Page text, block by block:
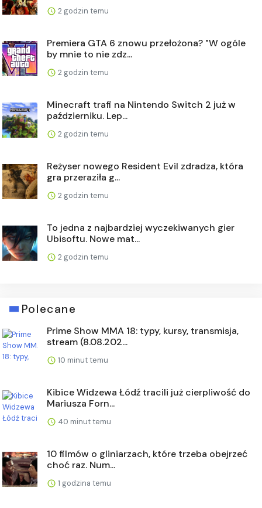
2 godzin temu
Premiera GTA 6 znowu przełożona? "W ogóle
by mnie to nie zdz...
2 godzin temu
Minecraft trafi na Nintendo Switch 2 już w
październiku. Lep...
2 godzin temu
Reżyser nowego Resident Evil zdradza, która
gra przeraziła g...
2 godzin temu
To jedna z najbardziej wyczekiwanych gier
Ubisoftu. Nowe mat...
2 godzin temu
Polecane
Prime Show MMA 18: typy, kursy, transmisja,
stream (8.08.202...
10 minut temu
Kibice Widzewa Łódź tracili już cierpliwość do
Mariusza Forn...
40 minut temu
10 filmów o gliniarzach, które trzeba obejrzeć
choć raz. Num...
1 godzina temu